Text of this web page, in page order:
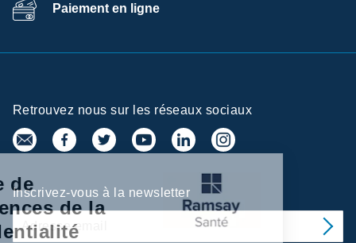
Paiement en ligne
Retrouvez nous sur les réseaux sociaux
Inscrivez-vous à la newsletter
Centre de
préférences de la
confidentialité